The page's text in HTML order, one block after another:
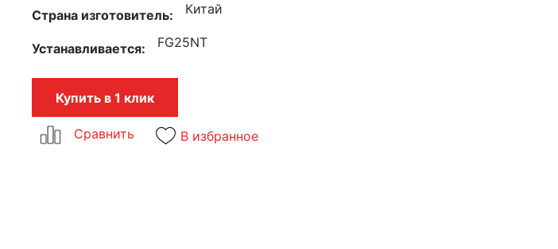
Страна изготовитель Китай
Устанавливается FG25NT
Купить в 1 клик
В избранное